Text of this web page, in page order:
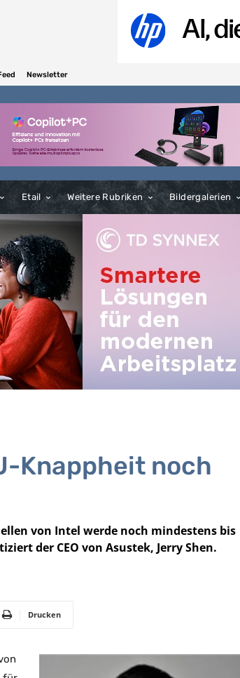
Newsletter
Etail Weitere Rubriken Bildergalerien
Knappheit noch
von Intel werde noch mindestens bis
der CEO von Asustek, Jerry Shen.
Drucken